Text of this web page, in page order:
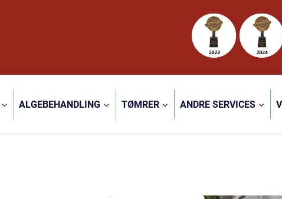
ALGEBEHANDLING TØMRER ANDRE SERVICES